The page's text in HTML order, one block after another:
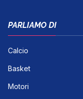
PARLIAMO DI
Calcio
Basket
Motori